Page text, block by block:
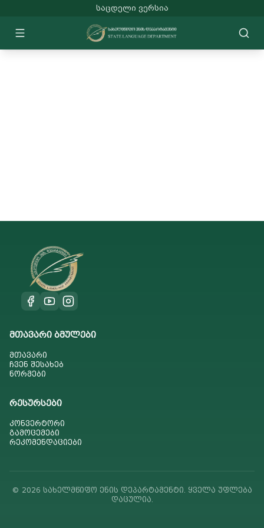
ᲡᲐᲪᲓᲔᲚᲘ ᲕᲔᲠᲡᲘᲐ
მთავარი ბმულები
მთავარი
ჩვენ შესახებ
ნორმები
რესურსები
კონვერტორი
გამოცემები
რეკომენდაციები
© 2026 სახელმწიფო ენის დეპარტამენტი. ყველა უფლება
დაცულია.